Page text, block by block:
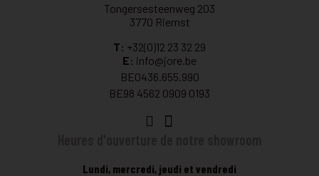
Tongersesteenweg 203
3770 Riemst
T: +32(0)12 23 32 29
E: info@jore.be
BE0436.655.990
BE98 4562 0909 0193
Lundi, mercredi, jeudi et vendredi